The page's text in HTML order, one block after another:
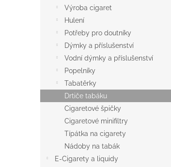
Výroba cigaret
Hulení
Potřeby pro doutníky
Dýmky a příslušenství
Vodní dýmky a příslušenství
Popelníky
Tabatěrky
Drtiče tabáku
Cigaretové špičky
Cigaretové minifiltry
Típátka na cigarety
Nádoby na tabák
E-Cigarety a liquidy